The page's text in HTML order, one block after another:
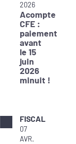
2026
Acompte
CFE :
paiement
avant
le 15
juin
2026
minuit !
FISCAL
07
AVR.